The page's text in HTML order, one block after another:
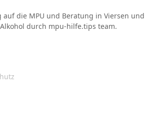
auf die MPU und Beratung in Viersen und
durch mpu-hilfe.tips team.